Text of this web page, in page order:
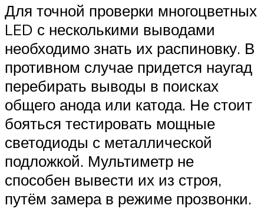
Для точной проверки многоцветных
LED с несколькими выводами
необходимо знать их распиновку. В
противном случае придется наугад
перебирать выводы в поисках
общего анода или катода. Не стоит
бояться тестировать мощные
светодиоды с металлической
подложкой. Мультиметр не
способен вывести их из строя,
путём замера в режиме прозвонки.